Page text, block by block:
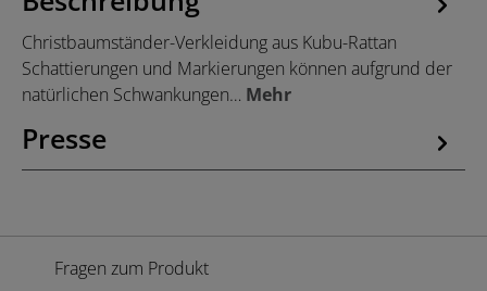
Christbaumständer-Verkleidung aus Kubu-Rattan
Schattierungen und Markierungen können aufgrund der
natürlichen Schwankungen… Mehr
Presse
Fragen zum Produkt